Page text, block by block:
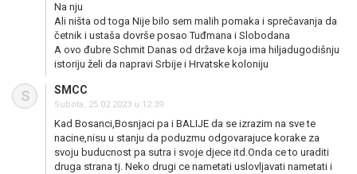
Na nju
Ali ništa od toga Nije bilo sem malih pomaka i sprečavanja da
četnik i ustaša dovrše posao Tuđmana i Slobodana
A ovo đubre Schmit Danas od države koja ima hiljadugodišnju
istoriju želi da napravi Srbije i Hrvatske koloniju
S SMCC
Subota, 25.02.2023 u 12:39
Kad Bosanci,Bosnjaci pa i BALIJE da se izrazim na sve te
nacine,nisu u stanju da poduzmu odgovarajuce korake za
svoju buducnost pa sutra i svoje djece itd.Onda ce to uraditi
druga strana tj. Neko drugi ce nametati uslovljavati nametati i